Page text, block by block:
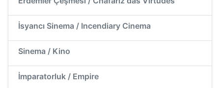
İsyancı Sinema / Incendiary Cinema
Sinema / Kino
İmparatorluk / Empire